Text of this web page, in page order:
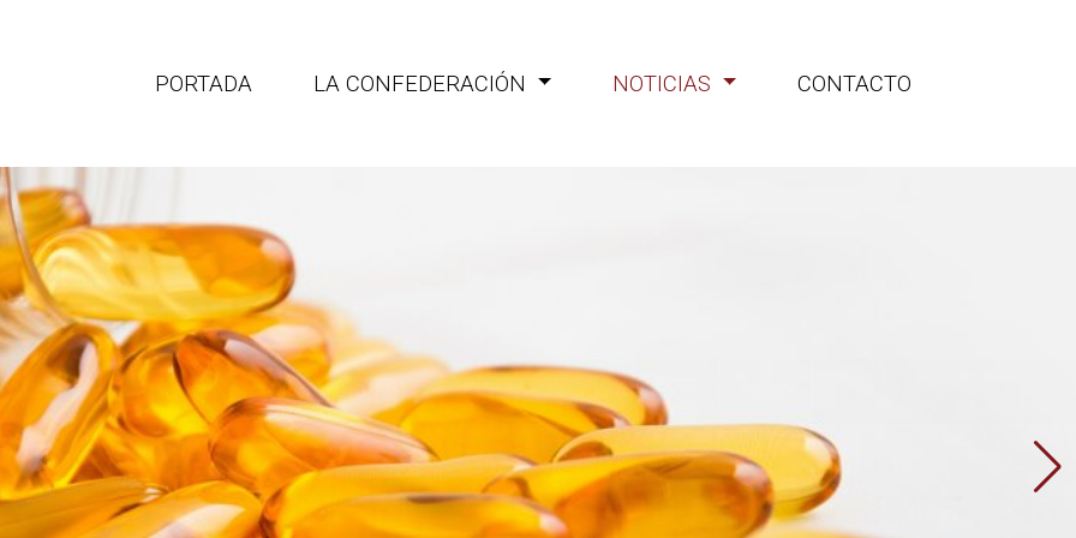
PORTADA LA CONFEDERACIÓN NOTICIAS CONTACTO
Portal de empleo
para profesionales
CEATIMEF
española de asociaciones